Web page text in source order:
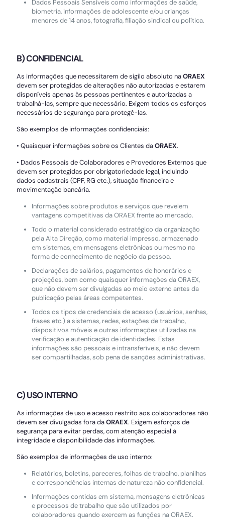
Dados Pessoais Sensíveis como informações de saúde,
biometria, informações de adolescente e/ou crianças
menores de 14 anos, fotografia, filiação sindical ou política.
B) CONFIDENCIAL
As informações que necessitarem de sigilo absoluto naORAEX
devem ser protegidas de alterações não autorizadas e estarem
disponíveis apenas às pessoas pertinentes e autorizadas a
trabalhá-las, sempre que necessário. Exigem todos os esforços
necessários de segurança para protegê-las.
São exemplos de informações confidenciais:
• Quaisquer informações sobre os Clientes daORAEX.
• Dados Pessoais de Colaboradores e Provedores Externos que
devem ser protegidas por obrigatoriedade legal, incluindo
dados cadastrais (CPF, RG etc.), situação financeira e
movimentação bancária.
Informações sobre produtos e serviços que revelem
vantagens competitivas da ORAEX frente ao mercado.
Todo o material considerado estratégico da organização
pela Alta Direção, como material impresso, armazenado
em sistemas, em mensagens eletrônicas ou mesmo na
forma de conhecimento de negócio da pessoa.
Declarações de salários, pagamentos de honorários e
projeções, bem como quaisquer informações da ORAEX,
que não devem ser divulgadas ao meio externo antes da
publicação pelas áreas competentes.
Todos os tipos de credenciais de acesso (usuários, senhas,
frases etc.) a sistemas, redes, estações de trabalho,
dispositivos móveis e outras informações utilizadas na
verificação e autenticação de identidades. Estas
informações são pessoais e intransferíveis, e não devem
ser compartilhadas, sob pena de sanções administrativas.
C) USO INTERNO
As informações de uso e acesso restrito aos colaboradores não
devem ser divulgadas fora daORAEX. Exigem esforços de
segurança para evitar perdas, com atenção especial à
integridade e disponibilidade das informações.
São exemplos de informações de uso interno:
Relatórios, boletins, pareceres, folhas de trabalho, planilhas
e correspondências internas de natureza não confidencial.
Informações contidas em sistema, mensagens eletrônicas
e processos de trabalho que são utilizados por
colaboradores quando exercem as funções na ORAEX.